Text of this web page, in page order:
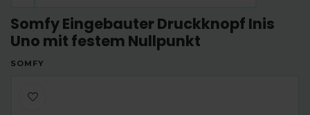
Somfy Eingebauter Druckknopf Inis
Uno mit festem Nullpunkt
SOMFY